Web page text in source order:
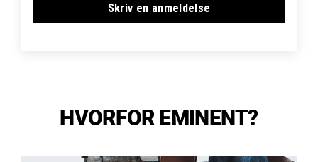
Skriv en anmeldelse
HVORFOR EMINENT?